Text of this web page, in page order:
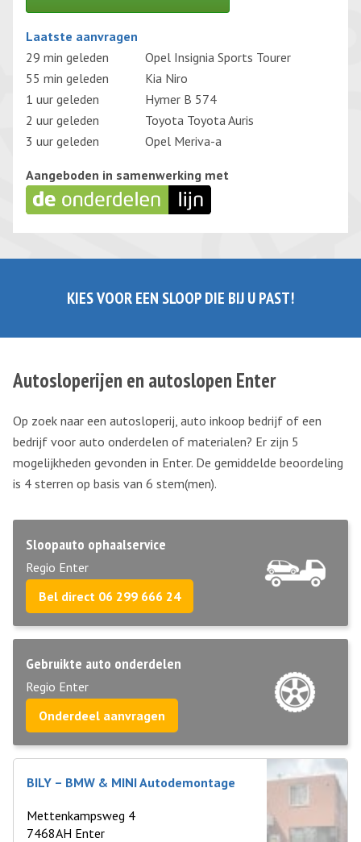
Gelieve dit veld leeg te laten.
Laatste aanvragen
29 min geleden
Opel Insignia Sports Tourer
55 min geleden
Kia Niro
1 uur geleden
Hymer B 574
2 uur geleden
Toyota Toyota Auris
3 uur geleden
Opel Meriva-a
Aangeboden in samenwerking met
KIES VOOR EEN SLOOP DIE BIJ U PAST!
Autosloperijen en autoslopen Enter
Op zoek naar een autosloperij, auto inkoop bedrijf of een
bedrijf voor auto onderdelen of materialen? Er zijn 5
mogelijkheden gevonden in Enter. De gemiddelde beoordeling
is 4 sterren op basis van 6 stem(men).
Sloopauto ophaalservice
Regio Enter
Bel direct 06 299 666 24
Gebruikte auto onderdelen
Regio Enter
Onderdeel aanvragen
BILY – BMW & MINI Autodemontage
Mettenkampsweg 4
7468AH Enter